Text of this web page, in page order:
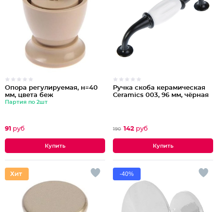
Опора регулируемая, н=40
мм, цвета беж
Партия по 2шт
91 руб
Ручка скоба керамическая
Ceramics 003, 96 мм, чёрная
190 142 руб
-40%